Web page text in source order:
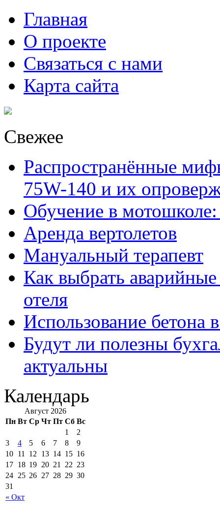
Главная
О проекте
Связаться с нами
Карта сайта
Свежее
Распространённые
75W-140 и их
Обучение в
Аренда вертолетов
Мануальный терапевт
Как выбрать
отеля
Использование бетона
Будут ли полезны
актуальны
Календарь
Август 2026
Пн Вт Ср Чт Пт Сб Вс
« Окт
1
2
3
4 5 6 7 8
9
10 11 12 13 14 15 16
17 18 19 20 21 22 23
24 25 26 27 28 29 30
31